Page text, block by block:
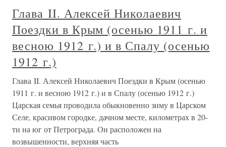
Глава II. Алексей Николаевич
Поездки в Крым (осенью 1911 г. и
весною 1912 г.) и в Спалу (осенью
1912 г.)
Глава II. Алексей Николаевич Поездки в Крым (осенью
1911 г. и весною 1912 г.) и в Спалу (осенью 1912 г.)
Царская семья проводила обыкновенно зиму в Царском
Селе, красивом городке, дачном месте, километрах в 20-
ти на юг от Петрограда. Он расположен на
возвышенности, верхняя часть